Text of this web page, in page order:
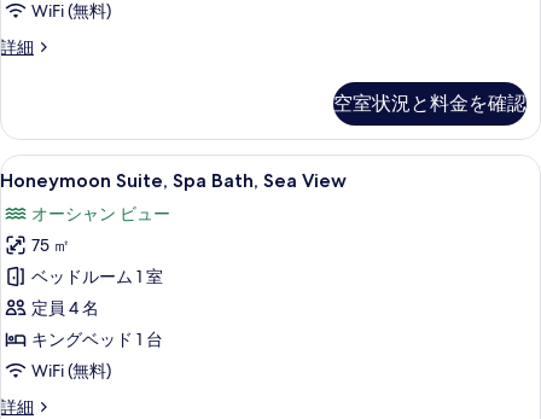
す
べ
写
真
を
表
示
す
る
WiFi (無料)
詳細
Executive
Sea
View
の
細
空室状況と料金を確認
Honeymoon
Suite,
Spa
Bath,
Sea
View
の
す
べ
Honeymoon Suite, Spa Bath, Sea
8
Honeymoon Suite, Spa Bath, Sea View
オーシャン ビュー
75 ㎡
ベッドルーム 1 室
定員 4 名
キングベッド 1 台
WiFi (無料)
詳細
Honeymoon